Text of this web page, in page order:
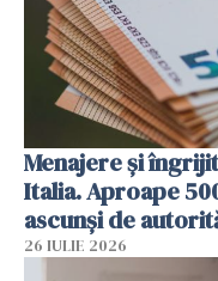
Menajere și
Italia. Aproape
ascunși de
26 IULIE 2026